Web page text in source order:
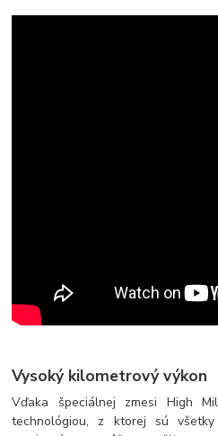
Vysoký kilometrový výkon
Vďaka špeciálnej zmesi High
technológiou, z ktorej sú